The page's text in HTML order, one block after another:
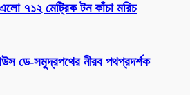
৭১২ মেট্রিক টন কাঁচা মরিচ
ডে-সমুদ্রপথের নীরব পথপ্রদর্শক